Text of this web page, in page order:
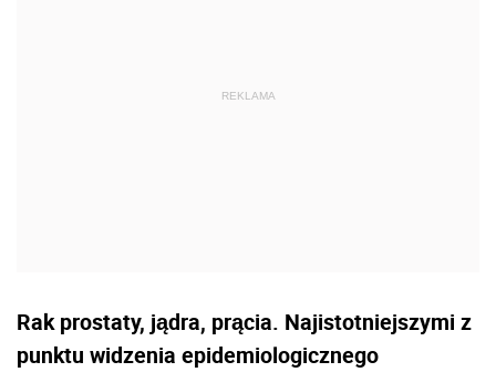
Rak prostaty, jądra, prącia. Najistotniejszymi z
punktu widzenia epidemiologicznego